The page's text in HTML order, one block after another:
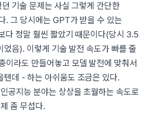
기술 문제는 사실 그렇게 간단한
. 그 당시에는 GPT가 받을 수 있는
다 정말 훨씬 짧았기 때문이다(당시 3.5
음). 이렇게 기술 발전 속도가 빠를 줄
이라도 만들어놓고 모델 발전에 맞춰서
텐데 - 하는 아쉬움도 조금은 있다.
공지능 분야는 상상을 초월하는 속도로
좀 무섭다.